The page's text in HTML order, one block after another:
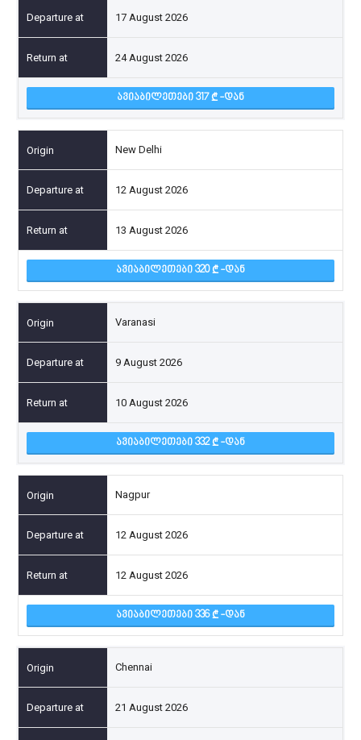
17 August 2026
24 August 2026
ᲐᲕᲘᲐᲑᲘᲚᲔᲗᲔᲑᲘ 317 -ᲓᲐᲜ
New Delhi
12 August 2026
13 August 2026
ᲐᲕᲘᲐᲑᲘᲚᲔᲗᲔᲑᲘ 320 -ᲓᲐᲜ
Varanasi
9 August 2026
10 August 2026
ᲐᲕᲘᲐᲑᲘᲚᲔᲗᲔᲑᲘ 332 -ᲓᲐᲜ
Nagpur
12 August 2026
12 August 2026
ᲐᲕᲘᲐᲑᲘᲚᲔᲗᲔᲑᲘ 336 -ᲓᲐᲜ
Chennai
21 August 2026